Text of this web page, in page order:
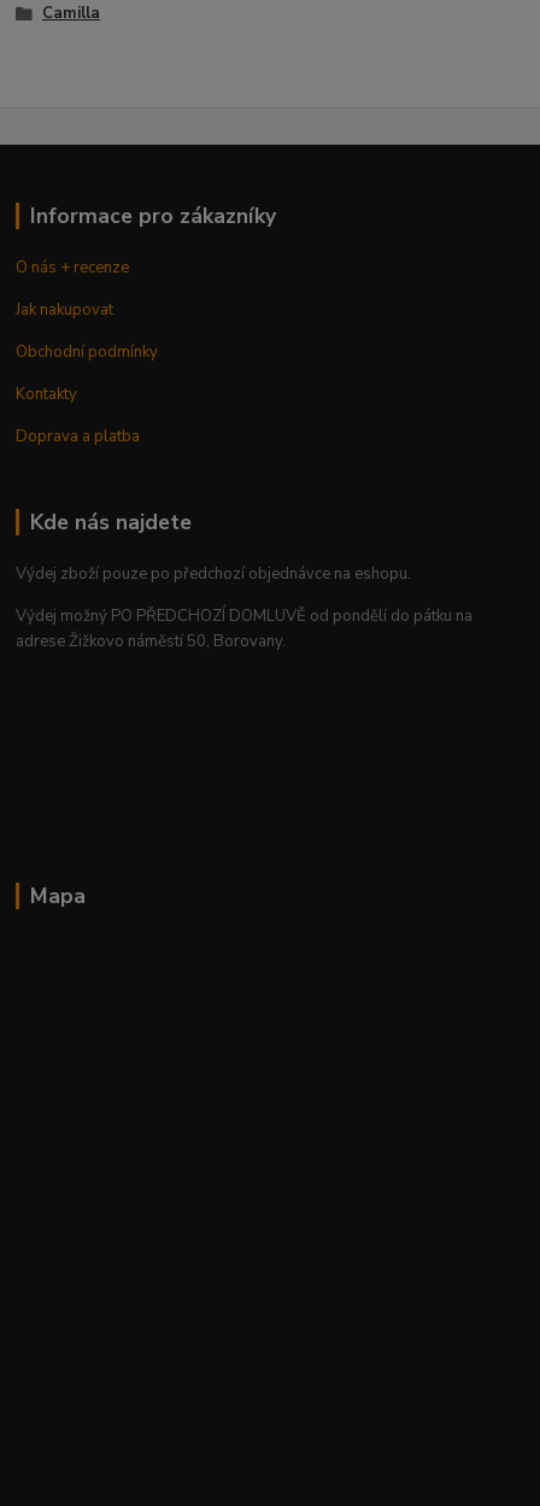
Camilla
Informace pro zákazníky
O nás + recenze
Jak nakupovat
Obchodní podmínky
Kontakty
Doprava a platba
Kde nás najdete
Výdej zboží pouze po předchozí objednávce na eshopu.
Výdej možný PO PŘEDCHOZÍ DOMLUVĚ od pondělí do pátku na
adrese Žižkovo náměstí 50, Borovany.
Mapa